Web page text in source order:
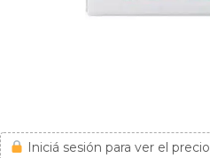
Iniciá sesión para ver el precio